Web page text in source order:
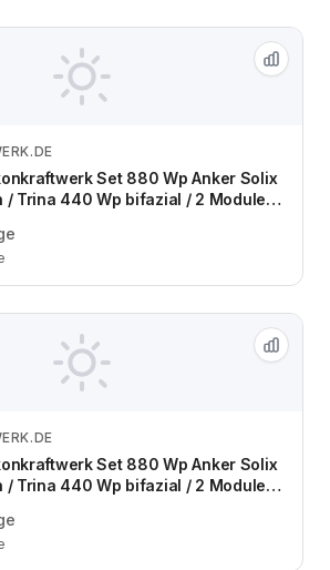
Zum Angebot
Set 880 Wp Anker Solix
/ Trina 440 Wp bifazial / 2 Module /
Zum Angebot
Set 880 Wp Anker Solix
/ Trina 440 Wp bifazial / 2 Module /